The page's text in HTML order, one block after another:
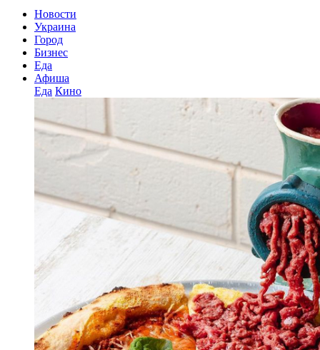
Новости
Украина
Город
Бизнес
Еда
Афиша
Еда Кино